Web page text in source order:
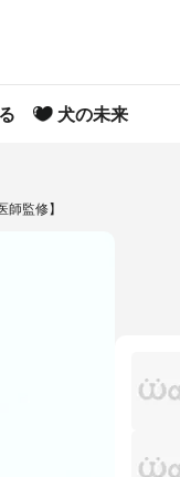
犬の未来
監修】